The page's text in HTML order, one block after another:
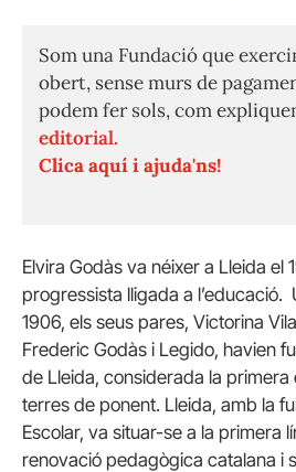
Som una Fundació que
obert, sense murs de
podem fer sols, com
editorial.
Clica aquí i ajuda'ns!
Elvira Godàs va néixer a Lleida el
progressista lligada a l’educació.
1906, els seus pares, Victorina
Frederic Godàs i Legido, havien
de Lleida, considerada la primera
terres de ponent. Lleida, amb la
Escolar, va situar-se a la primera
renovació pedagògica catalana i